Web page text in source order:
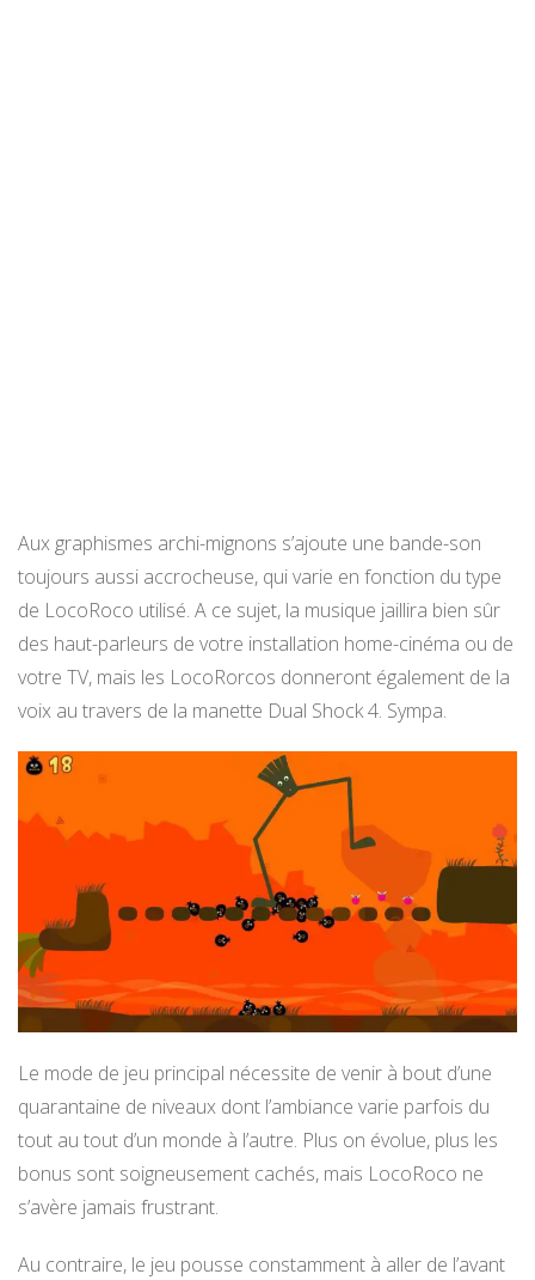
Aux graphismes archi-mignons s’ajoute une bande-son
toujours aussi accrocheuse, qui varie en fonction du type
de LocoRoco utilisé. A ce sujet, la musique jaillira bien sûr
des haut-parleurs de votre installation home-cinéma ou de
votre TV, mais les LocoRorcos donneront également de la
voix au travers de la manette Dual Shock 4. Sympa.
Le mode de jeu principal nécessite de venir à bout d’une
quarantaine de niveaux dont l’ambiance varie parfois du
tout au tout d’un monde à l’autre. Plus on évolue, plus les
bonus sont soigneusement cachés, mais LocoRoco ne
s’avère jamais frustrant.
Au contraire, le jeu pousse constamment à aller de l’avant